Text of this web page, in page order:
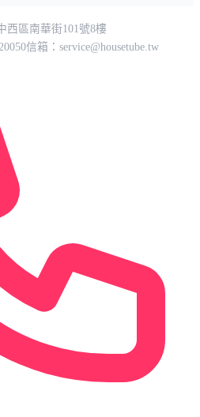
西區南華街101號8樓
信箱： service@housetube.tw